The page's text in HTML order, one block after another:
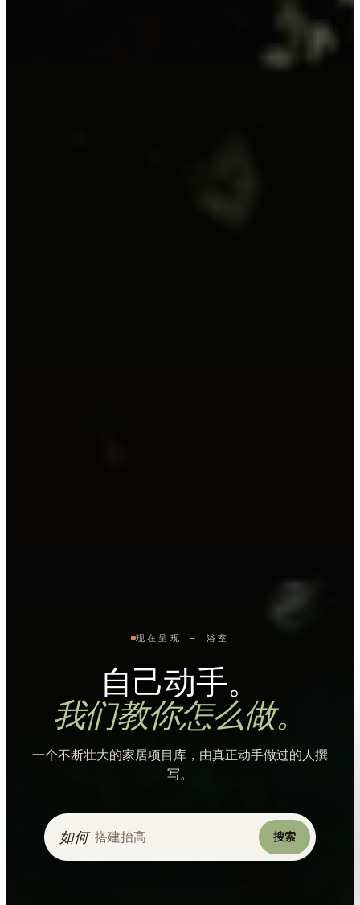
现在呈现 — 客厅
自己动手。
我们教你怎么做。
一个不断壮大的家居项目库，由真正动手做过的人撰
写。
如何 搜索